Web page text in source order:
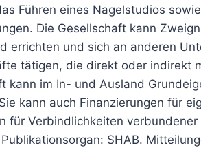
Führen eines Nagelstudios
Die Gesellschaft kann
errichten und sich an anderen
tätigen, die direkt oder indirekt
kann im In- und Ausland
kann auch Finanzierungen für
für Verbindlichkeiten
Publikationsorgan: SHAB.